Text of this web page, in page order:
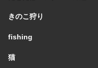
きのこ狩り
fishing
猫